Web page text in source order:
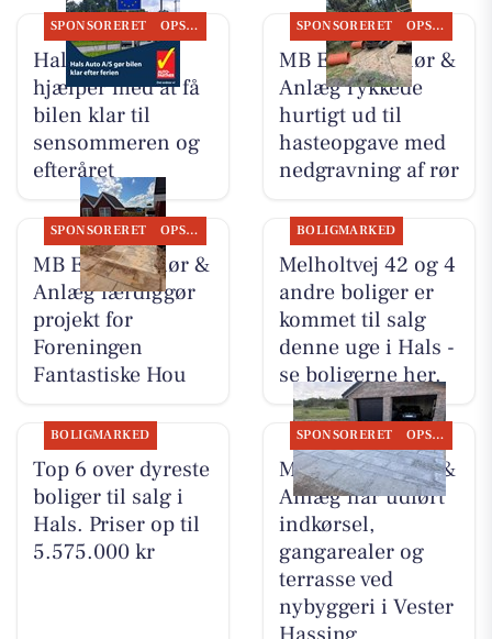
SPONSORERET OPSLAGSTAVLEN
Hals Auto A/S
hjælper med at få
bilen klar til
sensommeren og
efteråret
SPONSORERET OPSLAGSTAVLEN
MB Entreprenør &
Anlæg rykkede
hurtigt ud til
hasteopgave med
nedgravning af rør
SPONSORERET OPSLAGSTAVLEN
MB Entreprenør &
Anlæg færdiggør
projekt for
Foreningen
Fantastiske Hou
BOLIGMARKED
Melholtvej 42 og 4
andre boliger er
kommet til salg
denne uge i Hals -
se boligerne her.
BOLIGMARKED
Top 6 over dyreste
boliger til salg i
Hals. Priser op til
5.575.000 kr
SPONSORERET OPSLAGSTAVLEN
MB Entreprenør &
Anlæg har udført
indkørsel,
gangarealer og
terrasse ved
nybyggeri i Vester